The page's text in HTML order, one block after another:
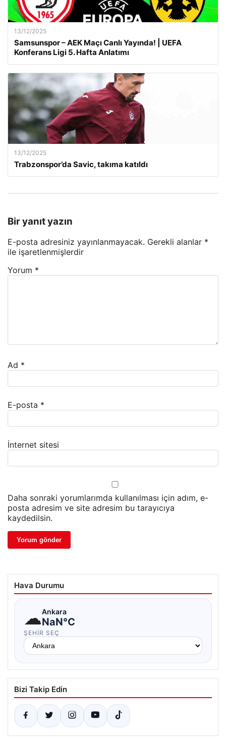
13/12/2025
Samsunspor – AEK Maçı Canlı Yayında! | UEFA
Konferans Ligi 5. Hafta Anlatımı
13/12/2025
Trabzonspor’da Savic, takıma katıldı
Bir yanıt yazın
E-posta adresiniz yayınlanmayacak. Gerekli alanlar *
ile işaretlenmişlerdir
Yorum *
Ad *
E-posta *
İnternet sitesi
Daha sonraki yorumlarımda kullanılması için adım, e-
posta adresim ve site adresim bu tarayıcıya
kaydedilsin.
Hava Durumu
☁Ankara
NaN°C
ŞEHIR SEÇ
Bizi Takip Edin